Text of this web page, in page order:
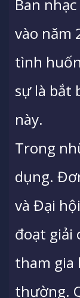
Ban
vào năm
tình
sự là bắt
này.
Trong
dụng.
và Đại
đoạt giải
tham gia
thường.